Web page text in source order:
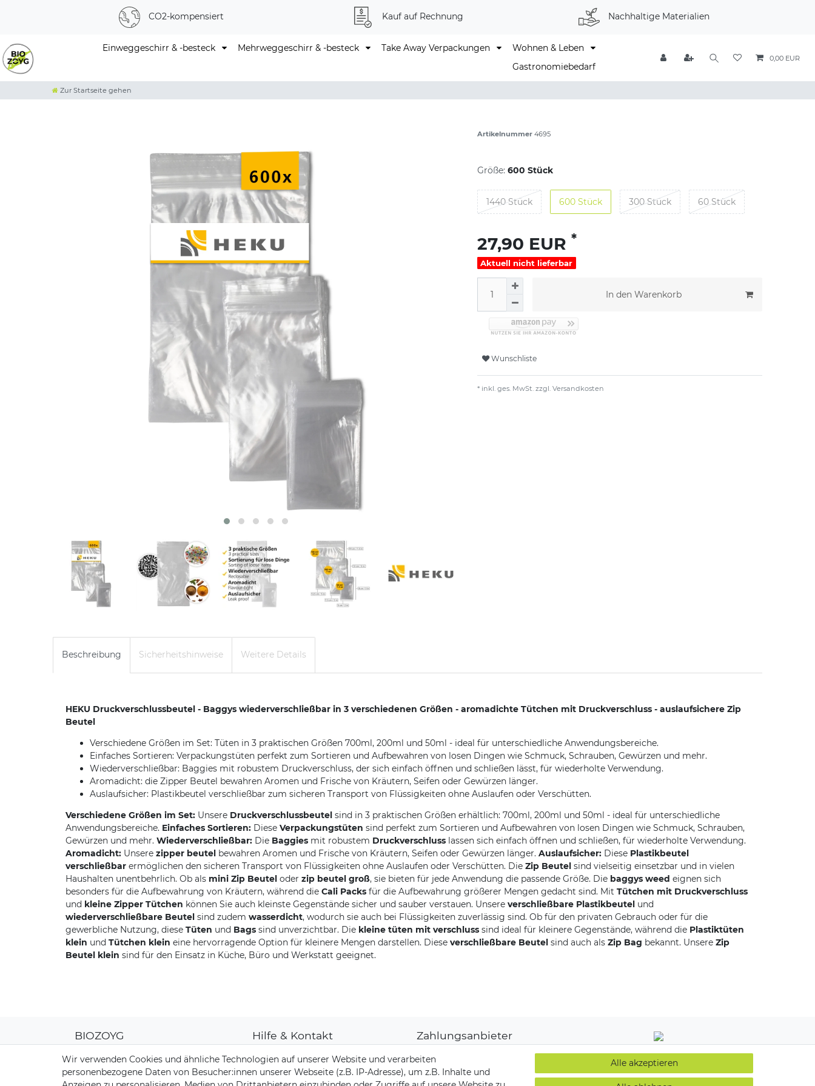
CO2-kompensiert Kauf auf Rechnung Nachhaltige Materialien
Einweggeschirr & -besteck Mehrweggeschirr & -besteck Take Away Verpackungen
Wohnen & Leben
Gastronomiebedarf
0,00 EUR
Zur Startseite gehen
Artikelnummer 4695
Größe: 600 Stück
1440 Stück 600 Stück 300 Stück 60 Stück
27,90 EUR *
Aktuell nicht lieferbar
In den Warenkorb
Wunschliste
* inkl. ges. MwSt. zzgl. Versandkosten
Beschreibung Sicherheitshinweise Weitere Details
HEKU Druckverschlussbeutel - Baggys wiederverschließbar in 3 verschiedenen Größen - aromadichte Tütchen mit Druckverschluss - auslaufsichere Zip
Beutel
Verschiedene Größen im Set: Tüten in 3 praktischen Größen 700ml, 200ml und 50ml - ideal für unterschiedliche Anwendungsbereiche.
Einfaches Sortieren: Verpackungstüten perfekt zum Sortieren und Aufbewahren von losen Dingen wie Schmuck, Schrauben, Gewürzen und mehr.
Wiederverschließbar: Baggies mit robustem Druckverschluss, der sich einfach öffnen und schließen lässt, für wiederholte Verwendung.
Aromadicht: die Zipper Beutel bewahren Aromen und Frische von Kräutern, Seifen oder Gewürzen länger.
Auslaufsicher: Plastikbeutel verschließbar zum sicheren Transport von Flüssigkeiten ohne Auslaufen oder Verschütten.
Verschiedene Größen im Set: Unsere Druckverschlussbeutel sind in 3 praktischen Größen erhältlich: 700ml, 200ml und 50ml - ideal für unterschiedliche
Anwendungsbereiche. Einfaches Sortieren: Diese Verpackungstüten sind perfekt zum Sortieren und Aufbewahren von losen Dingen wie Schmuck, Schrauben,
Gewürzen und mehr. Wiederverschließbar: Die Baggies mit robustem Druckverschluss lassen sich einfach öffnen und schließen, für wiederholte Verwendung.
Aromadicht: Unsere zipper beutel bewahren Aromen und Frische von Kräutern, Seifen oder Gewürzen länger. Auslaufsicher: Diese Plastikbeutel
verschließbar ermöglichen den sicheren Transport von Flüssigkeiten ohne Auslaufen oder Verschütten. Die Zip Beutel sind vielseitig einsetzbar und in vielen
Haushalten unentbehrlich. Ob als mini Zip Beutel oder zip beutel groß, sie bieten für jede Anwendung die passende Größe. Die baggys weed eignen sich
besonders für die Aufbewahrung von Kräutern, während die Cali Packs für die Aufbewahrung größerer Mengen gedacht sind. Mit Tütchen mit Druckverschluss
und kleine Zipper Tütchen können Sie auch kleinste Gegenstände sicher und sauber verstauen. Unsere verschließbare Plastikbeutel und
wiederverschließbare Beutel sind zudem wasserdicht, wodurch sie auch bei Flüssigkeiten zuverlässig sind. Ob für den privaten Gebrauch oder für die
gewerbliche Nutzung, diese Tüten und Bags sind unverzichtbar. Die kleine tüten mit verschluss sind ideal für kleinere Gegenstände, während die Plastiktüten
klein und Tütchen klein eine hervorragende Option für kleinere Mengen darstellen. Diese verschließbare Beutel sind auch als Zip Bag bekannt. Unsere Zip
Beutel klein sind für den Einsatz in Küche, Büro und Werkstatt geeignet.
BIOZOYG
CO2-Kompensation
Unsere Materialien
Hilfe & Kontakt
Zahlungsarten
Versand & Lieferung
Zahlungsanbieter
Wir verwenden Cookies und ähnliche Technologien auf unserer Website und verarbeiten
personenbezogene Daten von Besucher:innen unserer Webseite (z.B. IP-Adresse), um z.B. Inhalte und
Alle akzeptieren